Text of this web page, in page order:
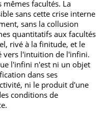
facultés. La
sans cette crise interne
sans la collusion
quantitatifs aux facultés
rivé à la finitude, et le
vers l'intuition de l'infini.
l'infini n'est ni un objet
dans ses
ni le produit d'une
conditions de